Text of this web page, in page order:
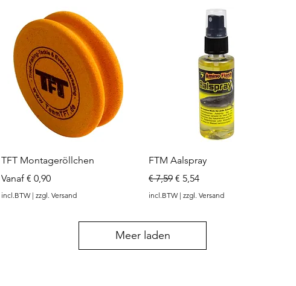
Snel overzicht
TFT Montageröllchen
Vanaf € 0,90
Verkoopprijs
incl.BTW | zzgl. Versand
Snel overzicht
FTM Aalspray
Normale prijs
€ 7,59 Verkoopprijs
€ 5,54
incl.BTW | zzgl. Versand
Meer laden